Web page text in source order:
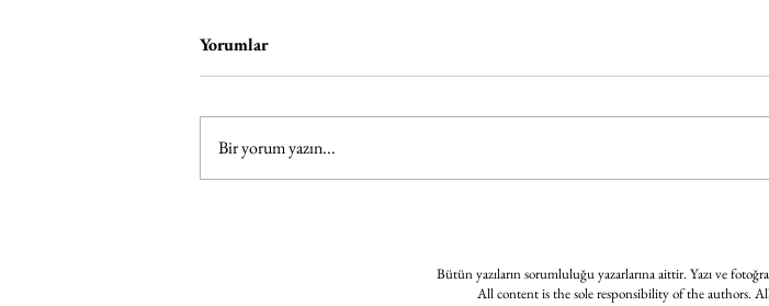
Yorumlar
Bir yorum yazın...
Bütün yazıların sorumluluğu yazarlarına aittir. Yazı ve
All content is the sole responsibility of the authors.